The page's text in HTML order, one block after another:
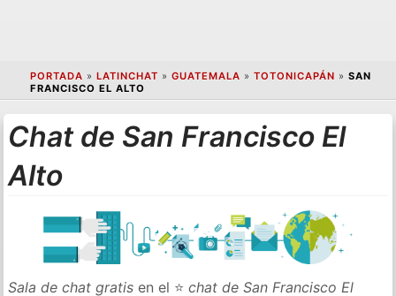
PORTADA » LATINCHAT » GUATEMALA » TOTONICAPÁN » SAN
FRANCISCO EL ALTO
Chat de San Francisco El
Alto
Sala de chat gratis en el ⭐chat de San Francisco El